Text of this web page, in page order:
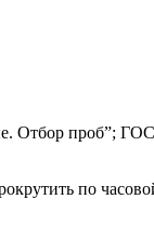
Отбор проб”;
по